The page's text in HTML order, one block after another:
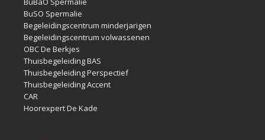
BuSO Spermalie
Begeleidingscentrum minderjarigen
Begeleidingscentrum volwassenen
OBC De Berkjes
Thuisbegeleiding BAS
Thuisbegeleiding Perspectief
Thuisbegeleiding Accent
CAR
Hoorexpert De Kade